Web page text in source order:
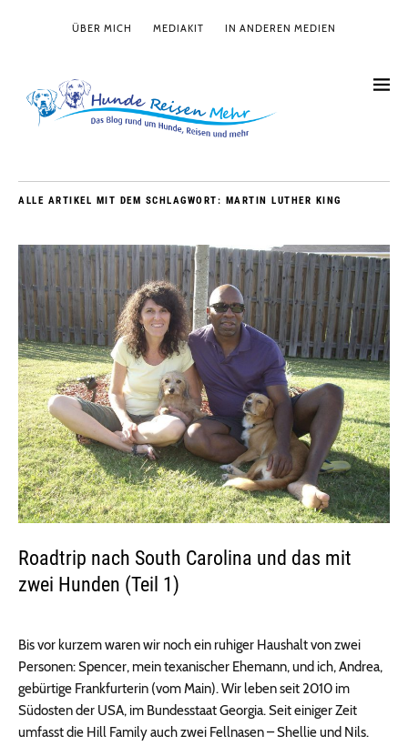
ÜBER MICH MEDIAKIT IN ANDEREN MEDIEN
ALLE ARTIKEL MIT DEM SCHLAGWORT: MARTIN LUTHER KING
Roadtrip nach South Carolina und das mit
zwei Hunden (Teil 1)
Bis vor kurzem waren wir noch ein ruhiger Haushalt von zwei
Personen: Spencer, mein texanischer Ehemann, und ich, Andrea,
gebürtige Frankfurterin (vom Main). Wir leben seit 2010 im
Südosten der USA, im Bundesstaat Georgia. Seit einiger Zeit
umfasst die Hill Family auch zwei Fellnasen – Shellie und Nils.